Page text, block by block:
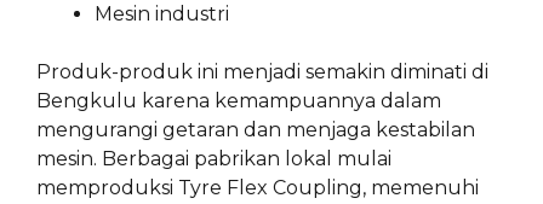
Mesin industri
Produk-produk ini menjadi semakin diminati di
Bengkulu karena kemampuannya dalam
mengurangi getaran dan menjaga kestabilan
mesin. Berbagai pabrikan lokal mulai
memproduksi Tyre Flex Coupling, memenuhi